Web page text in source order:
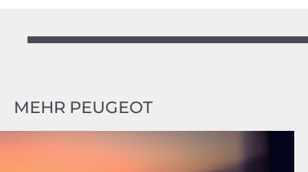
MEHR PEUGEOT